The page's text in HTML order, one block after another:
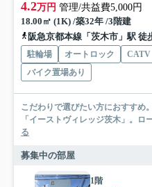
4.2万円 管理/共益費5,000円
18.00㎡ (1K) /築32年 /3階建
阪急京都本線「茨木市」駅 徒
駐輪場 オートロック CATV
バイク置場あり
こだわりで選びたい方におすすめ
「イーストヴィレッジ茨木」。ロ
る
募集中の部屋
1階